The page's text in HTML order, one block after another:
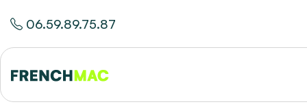
06.59.89.75.87